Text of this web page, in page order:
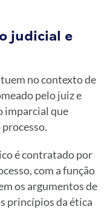
judicial e
no contexto de
pelo juiz e
imparcial que
é contratado por
com a função
os argumentos de
princípios da ética